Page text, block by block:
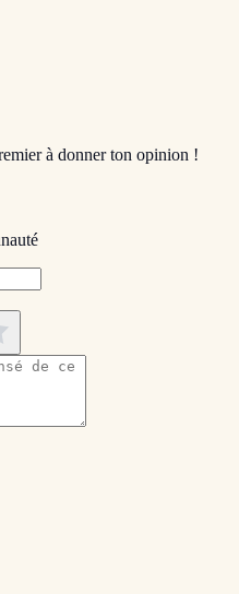
à donner ton opinion !